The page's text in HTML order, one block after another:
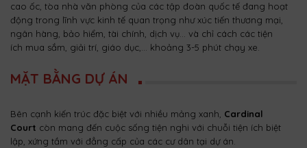
cao ốc, tòa nhà văn phòng của các tập đoàn quốc tế đang hoạt
động trong lĩnh vực kinh tế quan trọng như xúc tiến thương mại,
ngân hàng, bảo hiểm, tài chính, dịch vụ… và chỉ cách các tiện
ích mua sắm, giải trí, giáo dục,… khoảng 3-5 phút chạy xe.
MẶT BẰNG DỰ ÁN
Bên cạnh kiến trúc đặc biệt với nhiều mảng xanh, Cardinal
Court còn mang đến cuộc sống tiện nghi với chuỗi tiện ích biệt
lập, xứng tầm với đẳng cấp của các cư dân tại dự án.